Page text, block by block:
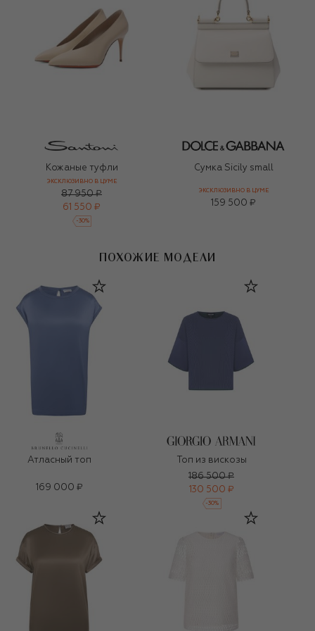
Кожаные туфли
ЭКСКЛЮЗИВНО В ЦУМЕ
87 950 ₽
61 550 ₽
-30%
Сумка Sicily small
ЭКСКЛЮЗИВНО В ЦУМЕ
159 500 ₽
ПОХОЖИЕ МОДЕЛИ
Атласный топ
169 000 ₽
Топ из вискозы
186 500 ₽
130 500 ₽
-30%